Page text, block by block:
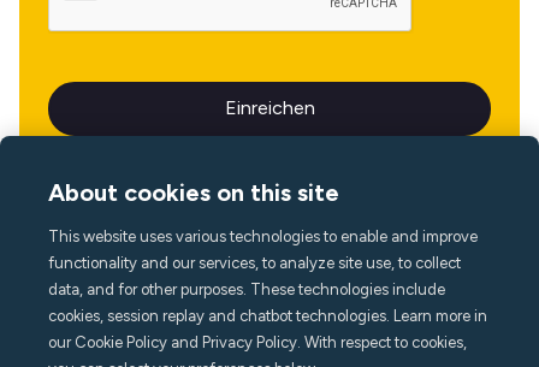
Sprache
About cookies on this site
This website uses various technologies to enable and improve
functionality and our services, to analyze site use, to collect
data, and for other purposes. These technologies include
cookies, session replay and chatbot technologies. Learn more in
our Cookie Policy and Privacy Policy. With respect to cookies,